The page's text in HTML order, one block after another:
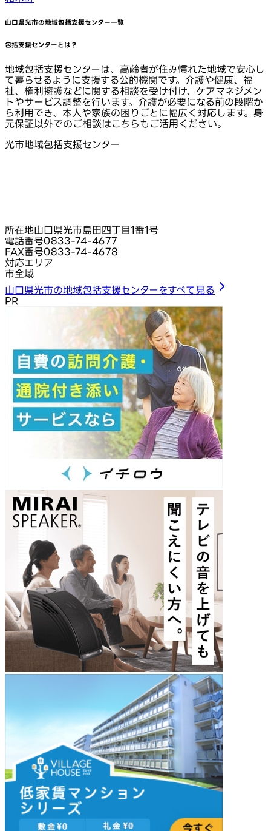
山口県光市の地域包括支援センター一覧
包括支援センターとは？
地域包括支援センターは、高齢者が住み慣れた地域で安心し
て暮らせるように支援する公的機関です。介護や健康、福
祉、権利擁護などに関する相談を受け付け、ケアマネジメン
トやサービス調整を行います。介護が必要になる前の段階か
ら利用でき、本人や家族の困りごとに幅広く対応します。身
元保証以外でのご相談はこちらもご活用ください。
光市地域包括支援センター
所在地山口県光市島田四丁目1番1号
電話番号0833-74-4677
FAX番号0833-74-4678
対応エリア
市全域
山口県光市の地域包括支援センターをすべて見る
PR